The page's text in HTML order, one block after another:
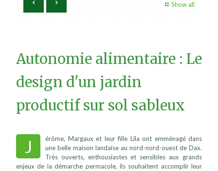
Show all
Autonomie alimentaire : Le
design d'un jardin
productif sur sol sableux
J
érôme, Margaux et leur fille Lila ont emménagé dans
une belle maison landaise au nord-nord-ouest de Dax.
Très ouverts, enthousiastes et sensibles aux grands
enjeux de la démarche permacole, ils souhaitent accomplir leur